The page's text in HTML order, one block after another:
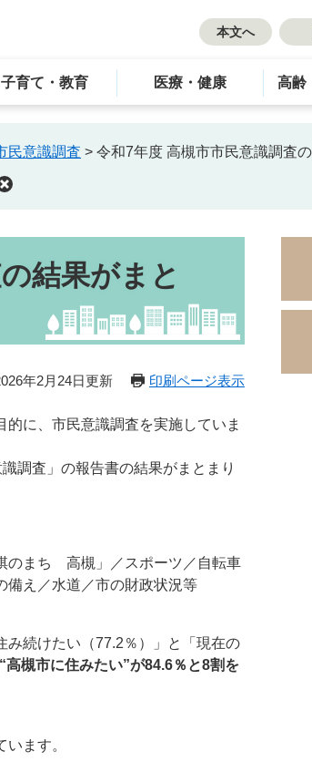
本文へ
子育て・教育 医療・健康 高齢
民意識調査 > 令和7年度 高槻市市民意識調査
結果がまと
年2月24日更新 印刷ページ表示
に、市民意識調査を実施していま
調査」の報告書の結果がまとまり
のまち 高槻」／スポーツ／自転車
備え／水道／市の財政状況等​
み続けたい（77.2％）」と「現在の
“高槻市に住みたい”が84.6％と8割を
ます。